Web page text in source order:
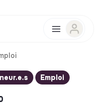
Emploi